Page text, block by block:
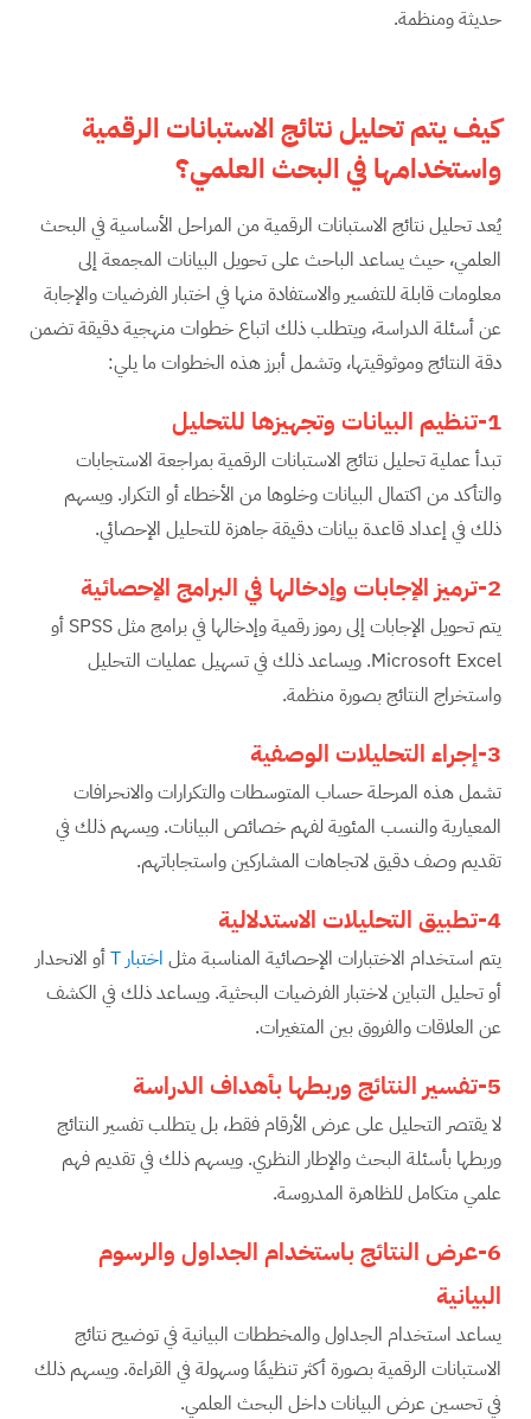
حديثة ومنظمة.
كيف يتم تحليل نتائج الاستبانات الرقمية
واستخدامها في البحث العلمي؟
يُعد تحليل نتائج الاستبانات الرقمية من المراحل الأساسية في البحث
العلمي، حيث يساعد الباحث على تحويل البيانات المجمعة إلى
معلومات قابلة للتفسير والاستفادة منها في اختبار الفرضيات والإجابة
عن أسئلة الدراسة، ويتطلب ذلك اتباع خطوات منهجية دقيقة تضمن
دقة النتائج وموثوقيتها، وتشمل أبرز هذه الخطوات ما يلي:
1-تنظيم البيانات وتجهيزها للتحليل
تبدأ عملية تحليل نتائج الاستبانات الرقمية بمراجعة الاستجابات
والتأكد من اكتمال البيانات وخلوها من الأخطاء أو التكرار. ويسهم
ذلك في إعداد قاعدة بيانات دقيقة جاهزة للتحليل الإحصائي.
2-ترميز الإجابات وإدخالها في البرامج الإحصائية
يتم تحويل الإجابات إلى رموز رقمية وإدخالها في برامج مثل SPSS أو
Microsoft Excel. ويساعد ذلك في تسهيل عمليات التحليل
واستخراج النتائج بصورة منظمة.
3-إجراء التحليلات الوصفية
تشمل هذه المرحلة حساب المتوسطات والتكرارات والانحرافات
المعيارية والنسب المئوية لفهم خصائص البيانات. ويسهم ذلك في
تقديم وصف دقيق لاتجاهات المشاركين واستجاباتهم.
4-تطبيق التحليلات الاستدلالية
يتم استخدام الاختبارات الإحصائية المناسبة مثل اختبار T
أو الانحدار
أو تحليل التباين لاختبار الفرضيات البحثية. ويساعد ذلك في الكشف
عن العلاقات والفروق بين المتغيرات.
5-تفسير النتائج وربطها بأهداف الدراسة
لا يقتصر التحليل على عرض الأرقام فقط، بل يتطلب تفسير النتائج
وربطها بأسئلة البحث والإطار النظري. ويسهم ذلك في تقديم فهم
علمي متكامل للظاهرة المدروسة.
6-عرض النتائج باستخدام الجداول والرسوم
البيانية
يساعد استخدام الجداول والمخططات البيانية في توضيح نتائج
الاستبانات الرقمية بصورة أكثر تنظيمًا وسهولة في القراءة. ويسهم ذلك
في تحسين عرض البيانات داخل البحث العلمي.